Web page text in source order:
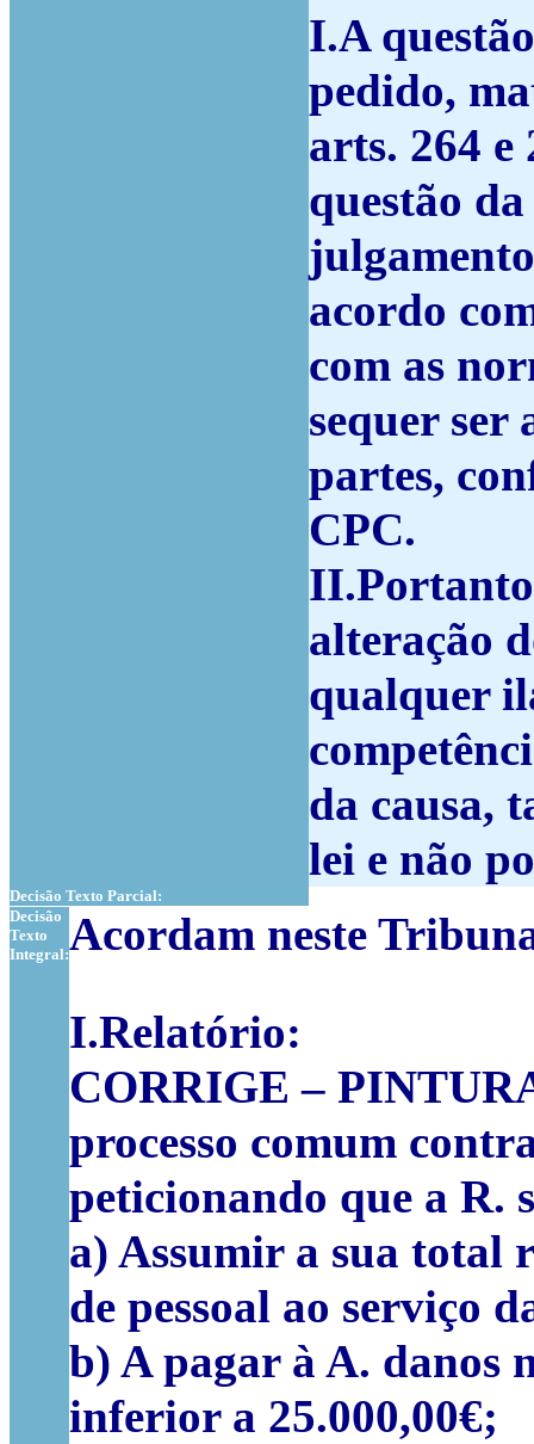
I.A
pedido,
arts. 264 e
questão
acordo
com as
sequer ser
partes,
CPC.
alteração
qualquer
da causa,
lei e não
Decisão Texto Parcial:
Decisão
Texto
Integral:Acordam neste
I.Relatório:
CORRIGE –
processo comum
peticionando que a R.
a) Assumir a sua total
de pessoal ao serviço
b) A pagar à A. danos
inferior a 25.000,00€;